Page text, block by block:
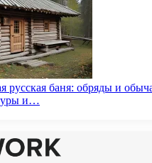
русская баня: обряды и
и…